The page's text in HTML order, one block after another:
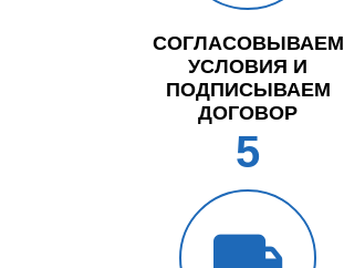
СОГЛАСОВЫВАЕМ
УСЛОВИЯ И
ПОДПИСЫВАЕМ
ДОГОВОР
5